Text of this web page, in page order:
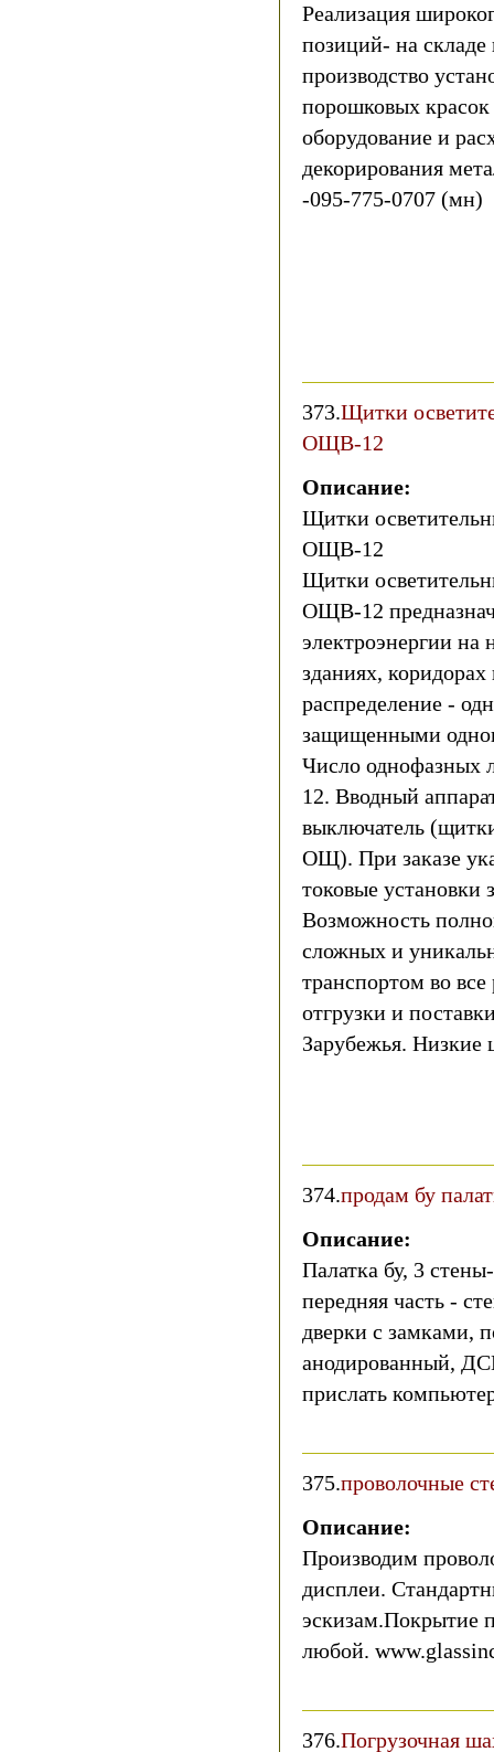
Реализация
позиций- на
производство
порошковых
оборудование и
декорирования
-095-775-0707 (мн)
373.Щитки
ОЩВ-12
Описание:
Щитки
ОЩВ-12
Щитки
ОЩВ-12
электроэнергии
зданиях,
распределение -
защищенными
Число однофазных
12. Вводный
выключатель
ОЩ). При заказе
токовые
Возможность
сложных и
транспортом во
отгрузки и
Зарубежья. Низкие
374.продам бу
Описание:
Палатка бу, 3
передняя часть -
дверки с замками,
анодированный,
прислать
375.проволочные
Описание:
Производим
дисплеи.
эскизам.Покрытие
любой.
376.Погрузочная